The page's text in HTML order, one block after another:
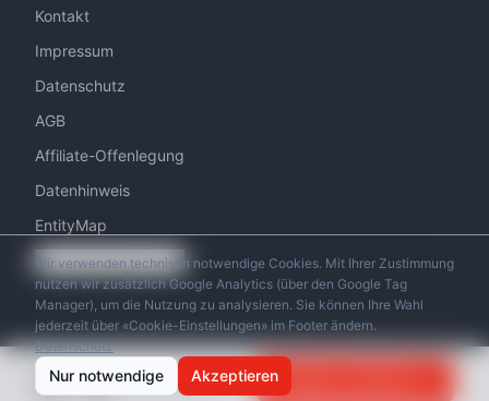
CHF 330 pro Person
Kontakt
Impressum
Datenschutz
AGB
Affiliate-Offenlegung
Datenhinweis
EntityMap
Cookie-Einstellungen
© 2026 Swiss Helicopter Club. Alle Rechte vorbehalten.
Wir verwenden technisch notwendige Cookies. Mit Ihrer Zustimmung
nutzen wir zusätzlich Google Analytics (über den Google Tag
Manager), um die Nutzung zu analysieren. Sie können Ihre Wahl
jederzeit über «Cookie-Einstellungen» im Footer ändern.
Datenschutz
Nur notwendige Akzeptieren